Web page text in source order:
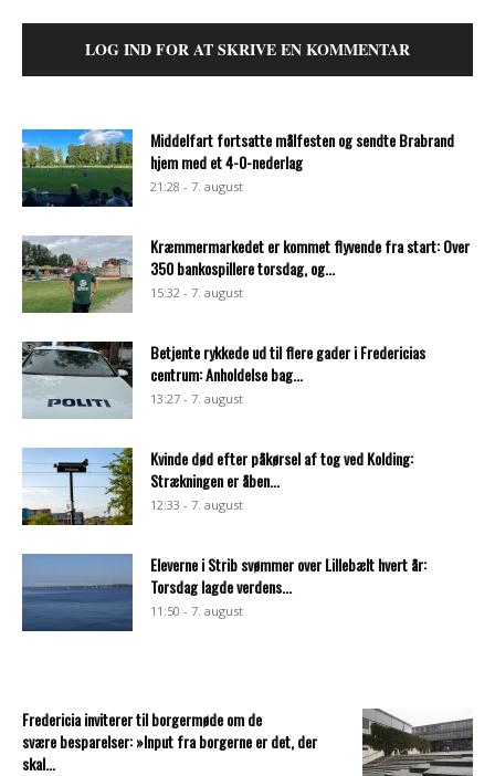
LOG IND FOR AT SKRIVE EN KOMMENTAR
Middelfart fortsatte målfesten og sendte Brabrand
hjem med et 4-0-nederlag
21:28 - 7. august
Kræmmermarkedet er kommet flyvende fra start: Over
350 bankospillere torsdag, og...
15:32 - 7. august
Betjente rykkede ud til flere gader i Fredericias
centrum: Anholdelse bag...
13:27 - 7. august
Kvinde død efter påkørsel af tog ved Kolding:
Strækningen er åben...
12:33 - 7. august
Eleverne i Strib svømmer over Lillebælt hvert år:
Torsdag lagde verdens...
11:50 - 7. august
Fredericia inviterer til borgermøde om de
svære besparelser: »Input fra borgerne er det, der
skal...